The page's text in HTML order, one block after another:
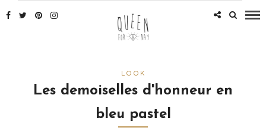
LOOK
Les demoiselles d'honneur en
bleu pastel